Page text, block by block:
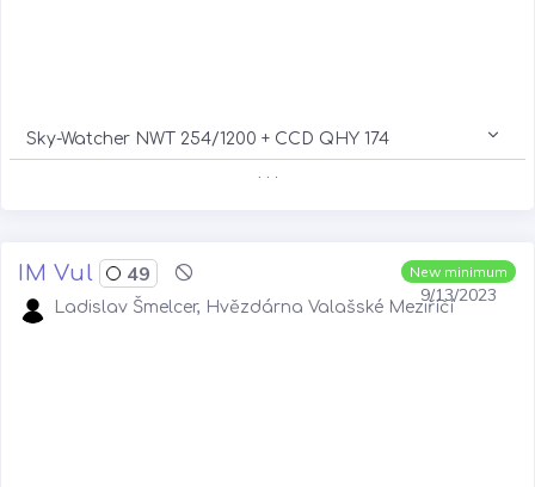
Sky-Watcher NWT 254/1200 + CCD QHY 174
. . .
New minimum
9/13/2023
IM Vul 49
Ladislav Šmelcer, Hvězdárna Valašské Meziříčí